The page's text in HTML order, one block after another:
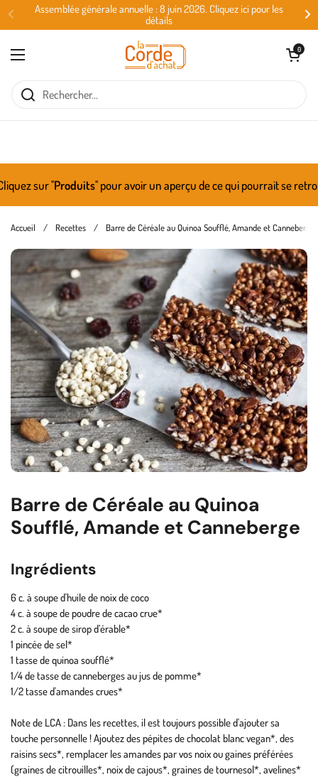
Passer au contenu
Assemblée générale annuelle : 8 juin 2026. Cliquez ici pour les
détails
Ouvrir le menu
Ouvrir le
0
sur ''Produits'' pour avoir un aperçu de ce qui pourrait se
Accueil / Recettes / Barre de Céréale au Quinoa Soufflé, Amande et Canneberge
Barre de Céréale au Quinoa
Soufflé, Amande et Canneberge
Ingrédients
6 c. à soupe d'huile de noix de coco
4 c. à soupe de poudre de cacao crue*
2 c. à soupe de sirop d’érable*
1 pincée de sel*
1 tasse de quinoa soufflé*
1/4 de tasse de canneberges au jus de pomme*
1/2 tasse d'amandes crues*
Note de LCA : Dans les recettes, il est toujours possible d'ajouter sa
touche personnelle ! Ajoutez des pépites de chocolat blanc vegan*, des
raisins secs*, remplacer les amandes par vos noix ou gaines préférées
(graines de citrouilles*, noix de cajous*, graines de tournesol*, avelines*